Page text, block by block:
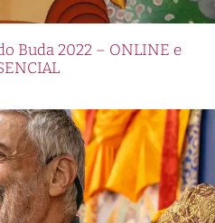
Buda 2022 – ONLINE e